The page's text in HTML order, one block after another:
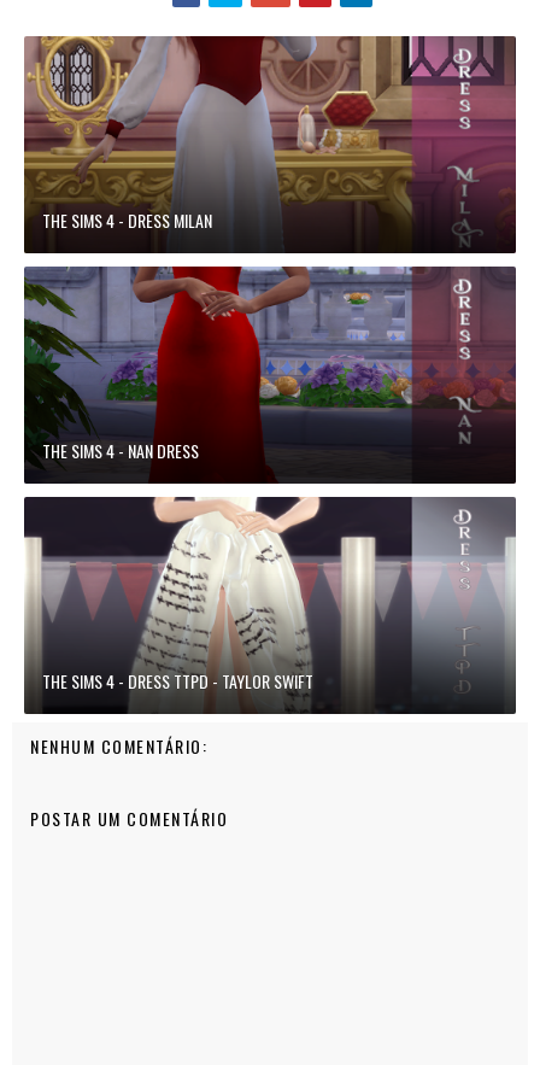
THE SIMS 4 - DRESS MILAN
THE SIMS 4 - NAN DRESS
THE SIMS 4 - DRESS TTPD - TAYLOR SWIFT
NENHUM COMENTÁRIO:
POSTAR UM COMENTÁRIO